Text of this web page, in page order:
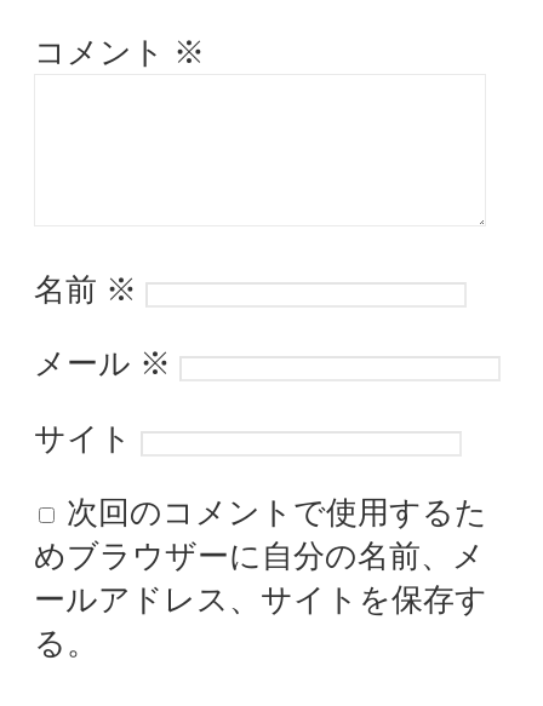
コメント ※
名前 ※
メール ※
サイト
次回のコメントで使用するた
めブラウザーに自分の名前、メ
ールアドレス、サイトを保存す
る。